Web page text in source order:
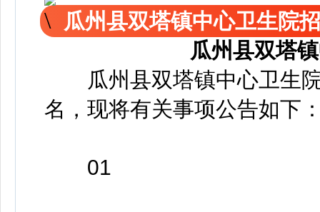
瓜州县双塔镇中心卫生院
瓜州县双塔
瓜州县双塔镇中心卫生院
名，现将有关事项公告如下
01